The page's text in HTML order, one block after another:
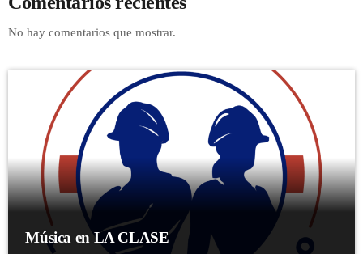
No hay comentarios que mostrar.
Música en LA CLASE